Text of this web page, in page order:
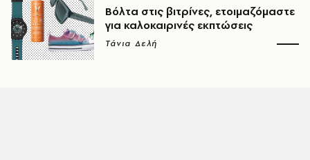
Βόλτα στις βιτρίνες, ετοιμαζόμαστε
για καλοκαιρινές εκπτώσεις
Τάνια Δελή